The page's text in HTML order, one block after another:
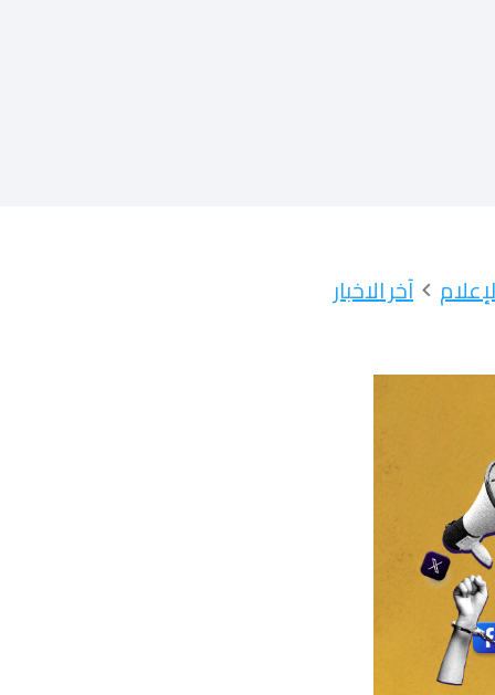
آخر الاخبار